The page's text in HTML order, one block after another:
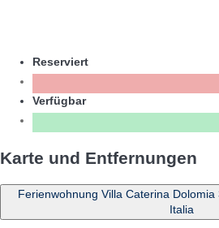
Reserviert
Verfügbar
Karte und Entfernungen
Ferienwohnung Villa Caterina Dolomia
Italia